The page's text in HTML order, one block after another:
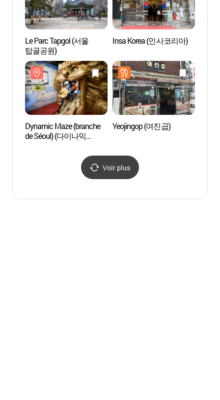
Le Parc Tapgol (서울
탑골공원)
Insa Korea (인사코리아)
Dynamic Maze (branche
de Séoul) (다이나믹
Yeojingop (여진곱)
Voir plus